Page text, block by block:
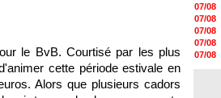
le BvB. Courtisé par les plus
cette période estivale en
Alors que plusieurs cadors
07/08
07/08
07/08
07/08
07/08